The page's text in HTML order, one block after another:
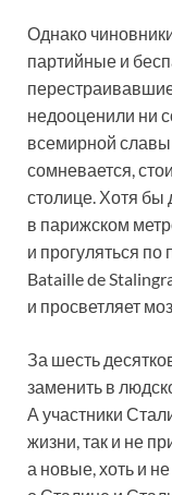
Однако
партийные и
недооценили ни
всемирной славы
сомневается,
столице. Хотя бы
в парижском
и прогуляться
Bataille de
и просветляет
За шесть
заменить в
А участники
жизни, так и не
а новые, хоть и